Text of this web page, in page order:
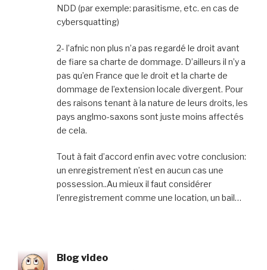
NDD (par exemple: parasitisme, etc. en cas de
cybersquatting)
2- l’afnic non plus n’a pas regardé le droit avant
de fiare sa charte de dommage. D’ailleurs il n’y a
pas qu’en France que le droit et la charte de
dommage de l’extension locale divergent. Pour
des raisons tenant à la nature de leurs droits, les
pays anglmo-saxons sont juste moins affectés
de cela.
Tout à fait d’accord enfin avec votre conclusion:
un enregistrement n’est en aucun cas une
possession..Au mieux il faut considérer
l’enregistrement comme une location, un bail…
Blog video